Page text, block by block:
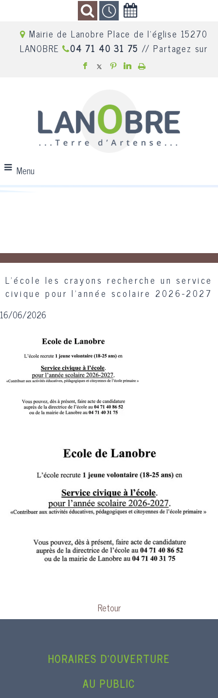
Mairie de Lanobre Place de l'église 15270
LANOBRE 04 71 40 31 75 // Partagez sur
Menu
L'école les crayons recherche un service
civique pour l'année scolaire 2026-2027
16/06/2026
Retour
HORAIRES D’OUVERTURE
AU PUBLIC